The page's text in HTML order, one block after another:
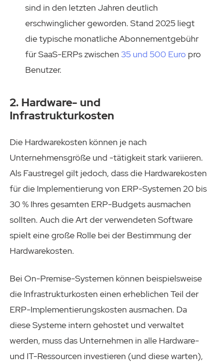
sind in den letzten Jahren deutlich
erschwinglicher geworden. Stand 2025 liegt
die typische monatliche Abonnementgebühr
für SaaS-ERPs zwischen 35 und 500 Euro pro
Benutzer.
2. Hardware- und
Infrastrukturkosten
Die Hardwarekosten können je nach
Unternehmensgröße und -tätigkeit stark variieren.
Als Faustregel gilt jedoch, dass die Hardwarekosten
für die Implementierung von ERP-Systemen 20 bis
30 % Ihres gesamten ERP-Budgets ausmachen
sollten. Auch die Art der verwendeten Software
spielt eine große Rolle bei der Bestimmung der
Hardwarekosten.
Bei On-Premise-Systemen können beispielsweise
die Infrastrukturkosten einen erheblichen Teil der
ERP-Implementierungskosten ausmachen. Da
diese Systeme intern gehostet und verwaltet
werden, muss das Unternehmen in alle Hardware-
und IT-Ressourcen investieren (und diese warten),